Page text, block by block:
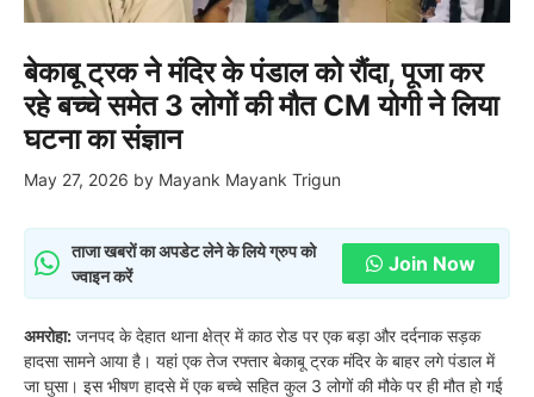
बेकाबू ट्रक ने मंदिर के पंडाल को रौंदा, पूजा कर
रहे बच्चे समेत 3 लोगों की मौत CM योगी ने लिया
घटना का संज्ञान
May 27, 2026 by Mayank Mayank Trigun
ताजा खबरों का अपडेट लेने के लिये ग्रुप को
ज्वाइन करें
Join Now
अमरोहा: जनपद के देहात थाना क्षेत्र में काठ रोड पर एक बड़ा और दर्दनाक सड़क
हादसा सामने आया है। यहां एक तेज रफ्तार बेकाबू ट्रक मंदिर के बाहर लगे पंडाल में
जा घुसा। इस भीषण हादसे में एक बच्चे सहित कुल 3 लोगों की मौके पर ही मौत हो गई